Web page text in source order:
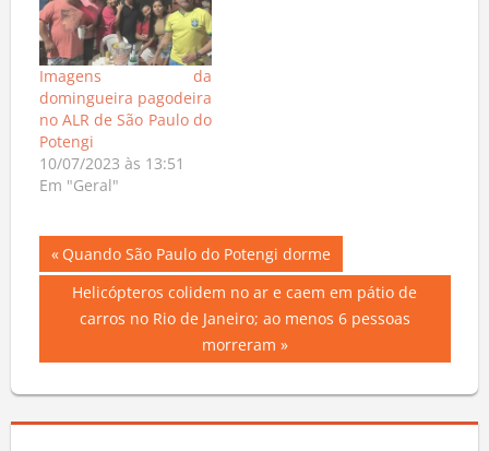
Imagens da
domingueira pagodeira
no ALR de São Paulo do
Potengi
10/07/2023 às 13:51
Em "Geral"
Navegação
de
Previous
Post:
Quando São Paulo do Potengi dorme
Next
Post:
Helicópteros colidem no ar e caem em pátio de
carros no Rio de Janeiro; ao menos 6 pessoas
morreram